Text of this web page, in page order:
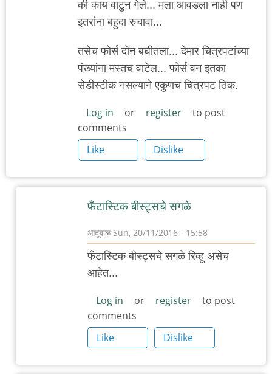
की काय वाटुन गेले... मला आवडला नाही पण
इतरांना बहुदा रुचावा...
तसेच फोर्स दोन बघीतला... देमार चित्रपटांच्या
पंख्यांना मस्तच वाटेल... फोर्स वन इतका
सेडीस्टीक नसल्याने एकुणच चित्रपट ठिक.
Log in or register
to post
comments
Like
Dislike
फँटास्टिक बीस्ट्सचे सगळे
आदूबाळSun, 20/11/2016 - 15:58
In
reply
फंटास्टिक
बिस्ट
अन
हाव
टु
फँटास्टिक बीस्ट्सचे सगळे रिव्हू असेच
आहेत...
Log in or register
to post
comments
Like
Dislike